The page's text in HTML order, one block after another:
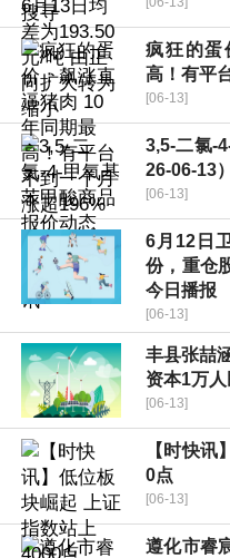
疯狂的蛋
高！有平
[06-13]
3,5-二氯-
26-06-13
[06-13]
6月12日
份，重仓
今日播报
[06-13]
丰县张喆
资本1万人
[06-13]
【时快讯
0点
[06-13]
遵化市睿